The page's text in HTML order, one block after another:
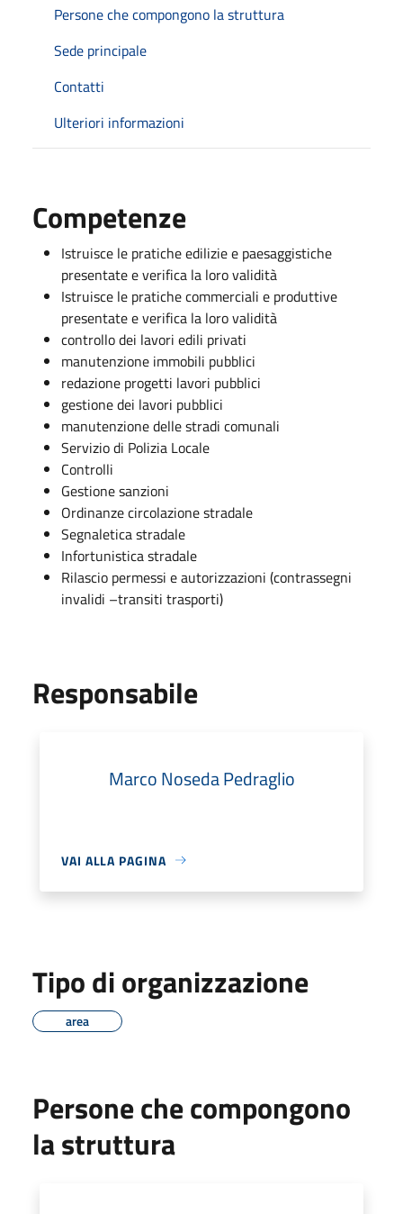
Persone che compongono la struttura
Sede principale
Contatti
Ulteriori informazioni
Competenze
Istruisce le pratiche edilizie e paesaggistiche
presentate e verifica la loro validità
Istruisce le pratiche commerciali e produttive
presentate e verifica la loro validità
controllo dei lavori edili privati
manutenzione immobili pubblici
redazione progetti lavori pubblici
gestione dei lavori pubblici
manutenzione delle stradi comunali
Servizio di Polizia Locale
Controlli
Gestione sanzioni
Ordinanze circolazione stradale
Segnaletica stradale
Infortunistica stradale
Rilascio permessi e autorizzazioni (contrassegni
invalidi –transiti trasporti)
Responsabile
Marco Noseda Pedraglio
VAI ALLA PAGINA
Tipo di organizzazione
area
Persone che compongono
la struttura